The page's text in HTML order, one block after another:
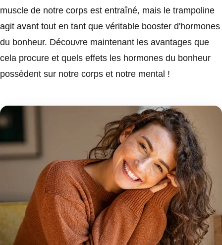
muscle de notre corps est entraîné, mais le trampoline
agit avant tout en tant que véritable booster d'hormones
du bonheur. Découvre maintenant les avantages que
cela procure et quels effets les hormones du bonheur
possèdent sur notre corps et notre mental !